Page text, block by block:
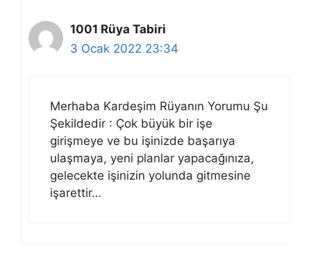
1001 Rüya Tabiri
3 Ocak 2022 23:34
Merhaba Kardeşim Rüyanın Yorumu Şu
Şekildedir : Çok büyük bir işe
girişmeye ve bu işinizde başarıya
ulaşmaya, yeni planlar yapacağınıza,
gelecekte işinizin yolunda gitmesine
işarettir…